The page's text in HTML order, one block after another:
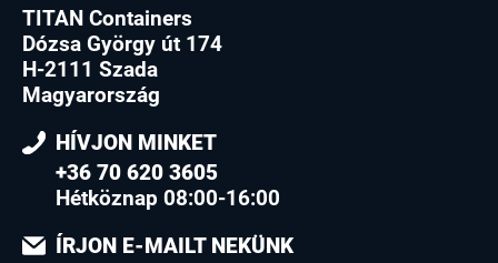
TITAN Containers
Dózsa György út 174
H-2111 Szada
Magyarország
HÍVJON MINKET
+36 70 620 3605
Hétköznap 08:00-16:00
ÍRJON E-MAILT NEKÜNK